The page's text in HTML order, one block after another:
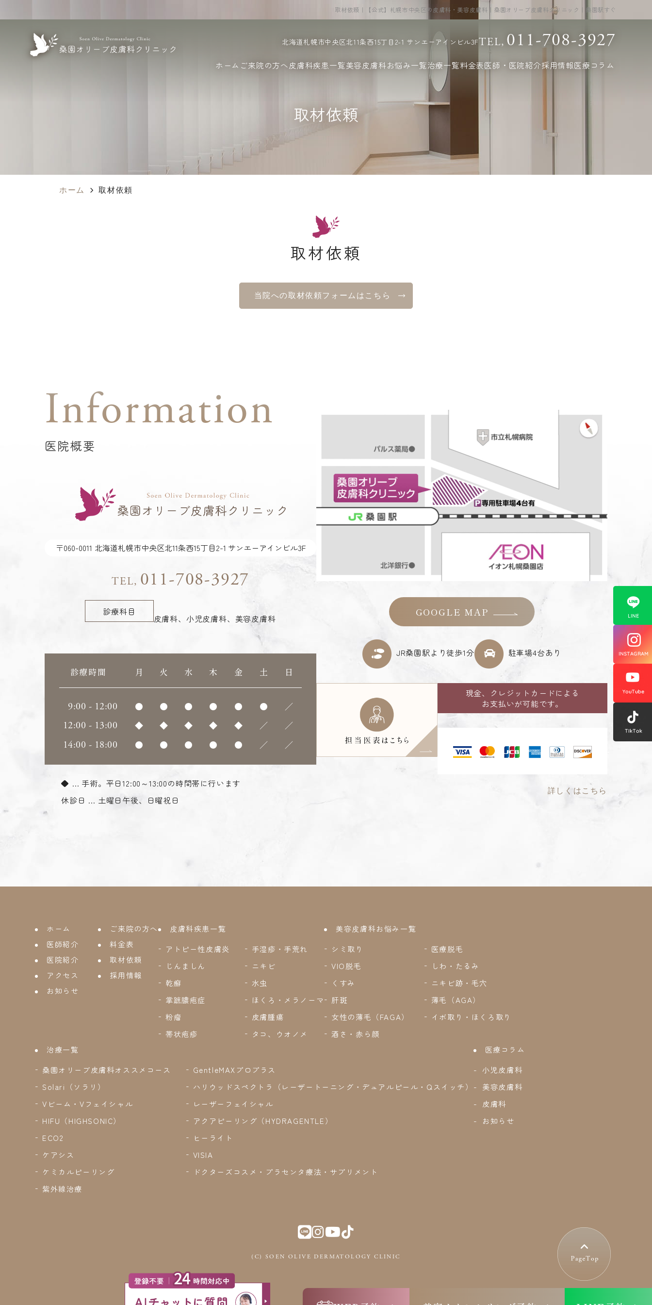
取材依頼｜【公式】札幌市中央区の皮膚科・美容皮膚科｜桑園オリーブ皮膚科クリニック｜桑園駅すぐ
北海道札幌市中央区北11条西15丁目2-1 サンエーアインビル3FTEL, 011-708-3927
ホーム ご来院の方へ皮膚科疾患一覧美容皮膚科お悩み一覧治療一覧料金表医師・医院紹介採用情報医療コラム
取材依頼
ホーム 取材依頼
取材依頼
当院への取材依頼フォームはこちら
Information
医院概要
〒060-0011 北海道札幌市中央区北11条西15丁目2-1 サンエーアインビル3F
TEL, 011-708-3927
診療科目
皮膚科、小児皮膚科、美容皮膚科
診療時間 月 火 水 木 金 土 日
9:00 - 12:00 ● ● ● ● ● ● ／
12:00 - 13:00 ◆ ◆ ◆ ◆ ◆ ／ ／
14:00 - 18:00 ● ● ● ● ● ／ ／
◆ … 手術。平日12:00～13:00の時間帯に行います
休診日 … 土曜日午後、日曜祝日
GOOGLE MAP
JR桑園駅より徒歩1分 駐車場4台あり
現金、クレジットカードによる
お支払いが可能です。
詳しくはこちら
ホーム
ご来院の方へ
医師紹介
料金表
医院紹介
取材依頼
アクセス
採用情報
お知らせ
皮膚科疾患一覧
アトピー性皮膚炎
手湿疹・手荒れ
じんましん
ニキビ
乾癬
水虫
掌蹠膿疱症
ほくろ・メラノーマ
粉瘤
皮膚腫瘍
帯状疱疹
タコ、ウオノメ
美容皮膚科お悩み一覧
シミ取り
医療脱毛
VIO脱毛
しわ・たるみ
くすみ
ニキビ跡・毛穴
肝斑
薄毛（AGA）
女性の薄毛（FAGA）
イボ取り・ほくろ取り
酒さ・赤ら顔
治療一覧
桑園オリーブ皮膚科オススメコース
GentleMAXプロプラス
Solari（ソラリ）
ハリウッドスペクトラ（レーザートーニング・デュアルピール・Qスイッチ）
Vビーム・Vフェイシャル
レーザーフェイシャル
HIFU（HIGHSONIC）
アクアピーリング（HYDRAGENTLE）
ECO2
ヒーライト
ケアシス
VISIA
ケミカルピーリング
ドクターズコスメ・プラセンタ療法・サプリメント
紫外線治療
医療コラム
小児皮膚科
美容皮膚科
皮膚科
お知らせ
(C) SOEN OLIVE DERMATOLOGY CLINIC